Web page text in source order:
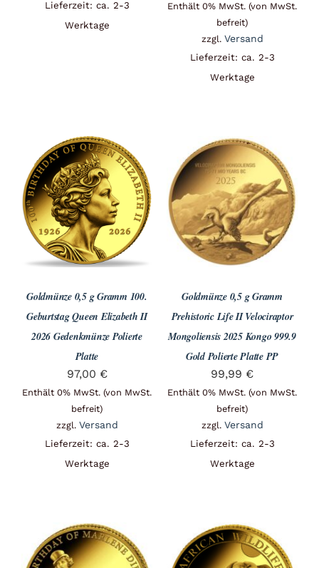
Lieferzeit: ca. 2-3
Werktage
Enthält 0% MwSt. (von MwSt.
befreit)
zzgl. Versand
Lieferzeit: ca. 2-3
Werktage
Goldmünze 0,5 g Gramm 100.
Geburtstag Queen Elizabeth II
2026 Gedenkmünze Polierte
Platte
97,00 €
Enthält 0% MwSt. (von MwSt.
befreit)
zzgl. Versand
Lieferzeit: ca. 2-3
Werktage
Goldmünze 0,5 g Gramm
Prehistoric Life II Velociraptor
Mongoliensis 2025 Kongo 999.9
Gold Polierte Platte PP
99,99 €
Enthält 0% MwSt. (von MwSt.
befreit)
zzgl. Versand
Lieferzeit: ca. 2-3
Werktage